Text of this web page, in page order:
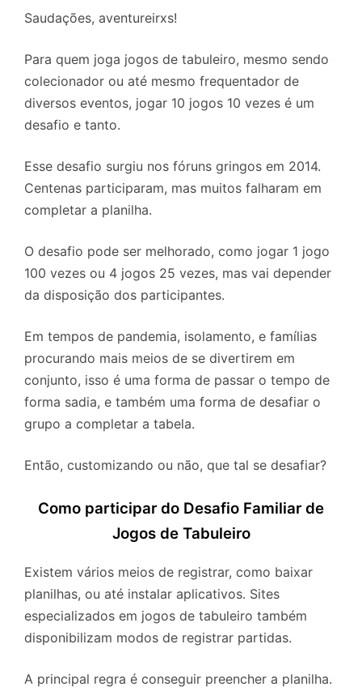
Saudações, aventureirxs!
Para quem joga jogos de tabuleiro, mesmo sendo
colecionador ou até mesmo frequentador de
diversos eventos, jogar 10 jogos 10 vezes é um
desafio e tanto.
Esse desafio surgiu nos fóruns gringos em 2014.
Centenas participaram, mas muitos falharam em
completar a planilha.
O desafio pode ser melhorado, como jogar 1 jogo
100 vezes ou 4 jogos 25 vezes, mas vai depender
da disposição dos participantes.
Em tempos de pandemia, isolamento, e famílias
procurando mais meios de se divertirem em
conjunto, isso é uma forma de passar o tempo de
forma sadia, e também uma forma de desafiar o
grupo a completar a tabela.
Então, customizando ou não, que tal se desafiar?
Como participar do Desafio Familiar de
Jogos de Tabuleiro
Existem vários meios de registrar, como baixar
planilhas, ou até instalar aplicativos. Sites
especializados em jogos de tabuleiro também
disponibilizam modos de registrar partidas.
A principal regra é conseguir preencher a planilha.